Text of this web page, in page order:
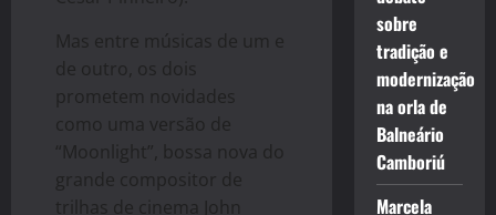
Mas entre músicas de um e
de outro, os dois
prometem novidades
como uma versão de
“Moonlight”, bossa nova do
grande compositor de
trilhas de cinema John
sobre
tradição e
modernização
na orla de
Balneário
Camboriú
Marcela